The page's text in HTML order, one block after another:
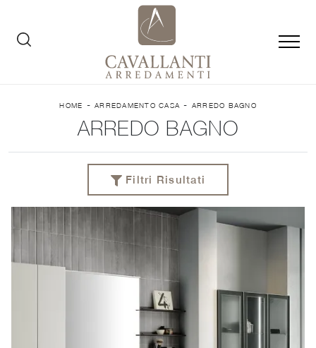
HOME - ARREDAMENTO CASA - ARREDO BAGNO
ARREDO BAGNO
Filtri Risultati